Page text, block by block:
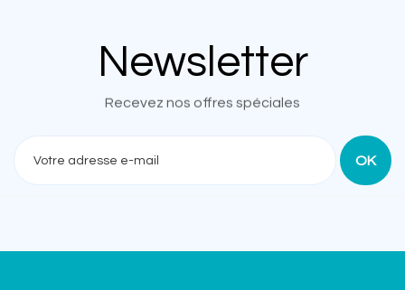
Newsletter
Recevez nos offres spéciales